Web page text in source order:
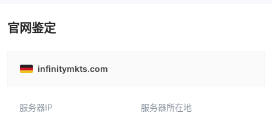
官网鉴定
infinitymkts.com
服务器IP
服务器所在地